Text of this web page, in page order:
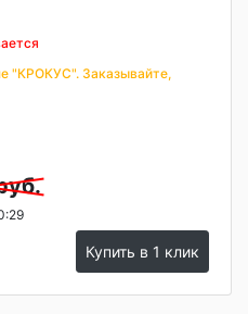
"КРОКУС". Заказывайте,
Купить в 1 клик